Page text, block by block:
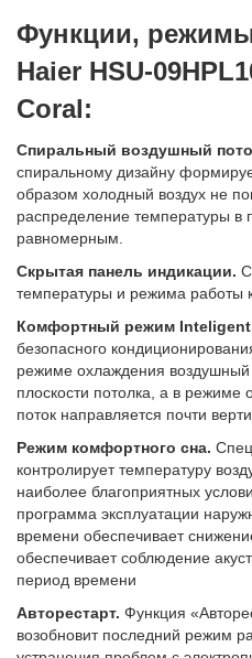
Функции,
Haier HSU-
Coral:
Спиральный воздушный
спиральному дизайну
образом холодный воздух не
распределение температуры в
равномерным.
Скрытая панель индикации.
температуры и режима работы
Комфортный режим Inteligent
безопасного
режиме охлаждения воздушный
плоскости потолка, а в режиме
поток направляется почти
Режим комфортного сна.
контролирует температуру
наиболее благоприятных
программа эксплуатации
времени обеспечивает
обеспечивает соблюдение
период времени
Авторестарт. Функция
возобновит последний режим